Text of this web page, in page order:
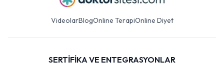
VideolarBlogOnline TerapiOnline Diyet
SERTİFİKA VE ENTEGRASYONLAR